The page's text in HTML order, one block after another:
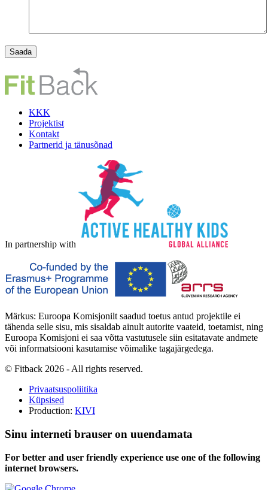
KKK
Projektist
Kontakt
Partnerid ja tänusõnad
In partnership with
Märkus: Euroopa Komisjonilt saadud toetus antud projektile ei
tähenda selle sisu, mis sisaldab ainult autorite vaateid, toetamist, ning
Euroopa Komisjoni ei saa võtta vastutusele siin esitatavate andmete
või informatsiooni kasutamise võimalike tagajärgedega.
© Fitback 2026 - All rights reserved.
Privaatsuspoliitika
Küpsised
Production: KIVI
Sinu interneti brauser on uuendamata
For better and user friendly experience use one of the following
internet browsers.